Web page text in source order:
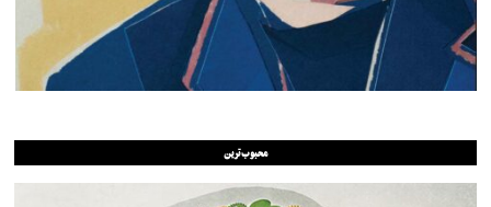
محبوب‌ترین